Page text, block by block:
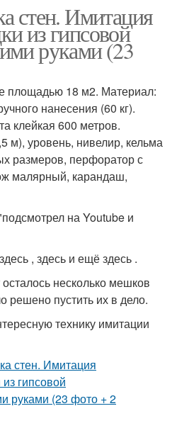
стен. Имитация
из гипсовой
руками (23
площадью 18 м2. Материал:
нанесения (60 кг).
клейкая 600 метров.
м), уровень, нивелир, кельма
размеров, перфоратор с
малярный, карандаш,
на Youtube и
, здесь и ещё здесь .
несколько мешков
решено пустить их в дело.
технику имитации